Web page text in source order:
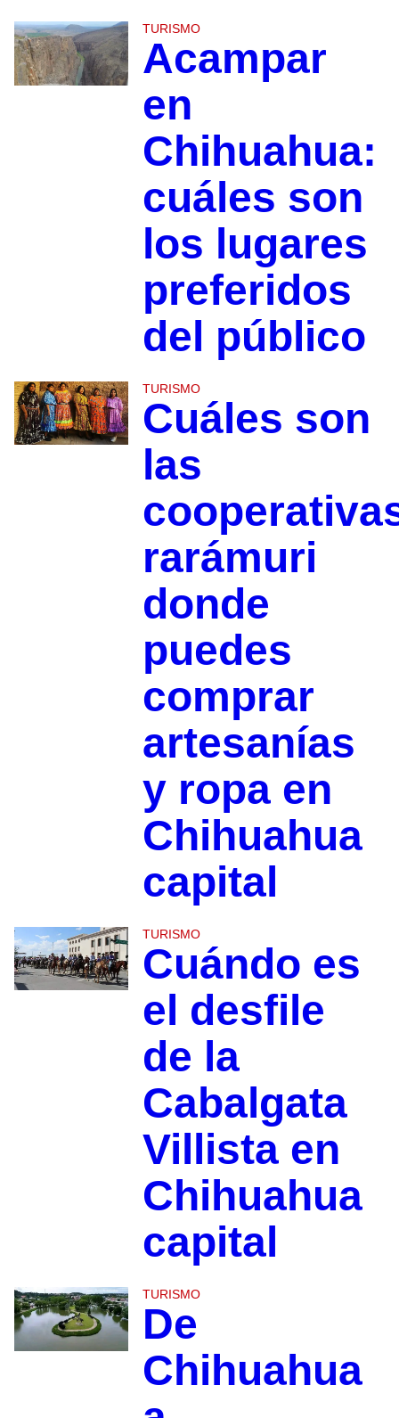
TURISMO
Acampar
en
Chihuahua:
cuáles son
los lugares
preferidos
del público
TURISMO
Cuáles son
las
rarámuri
donde
puedes
comprar
artesanías
y ropa en
Chihuahua
capital
TURISMO
Cuándo es
el desfile
de la
Cabalgata
Villista en
Chihuahua
capital
TURISMO
De
Chihuahua